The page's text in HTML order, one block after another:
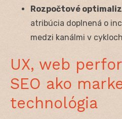
Rozpočtové
atribúcia doplnená o
medzi kanálmi v
UX, web
SEO ako
technológia